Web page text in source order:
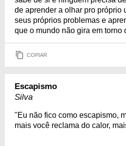
de aprender a olhar pro próprio
seus próprios problemas e
que o mundo não gira em torno
COPIAR
Escapismo
Silva
"Eu não fico como escapismo,
mais você reclama do calor,